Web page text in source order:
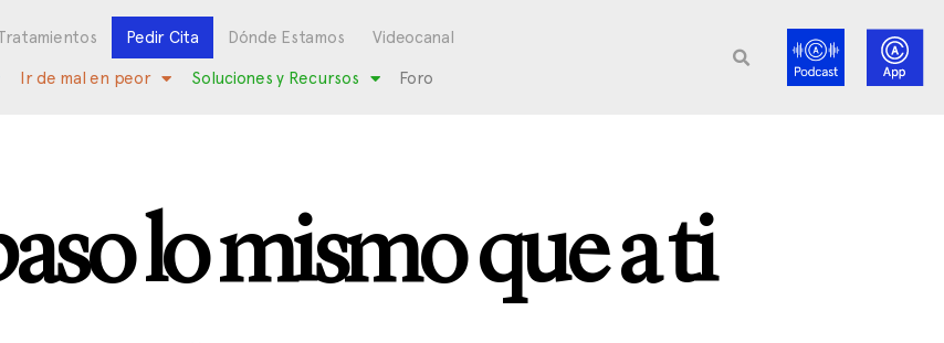
Pedir Cita Dónde Estamos Videocanal
Ir de mal en peor Soluciones y Recursos Foro
lo mismo que a ti